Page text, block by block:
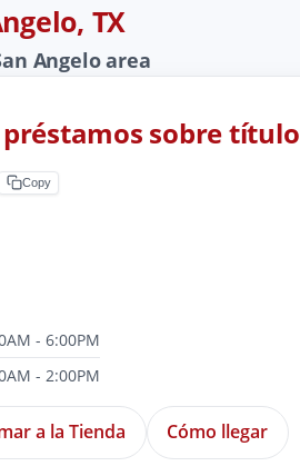
TX
Angelo area
sobre
Copy
- 6:00PM
- 2:00PM
a la Tienda Cómo llegar